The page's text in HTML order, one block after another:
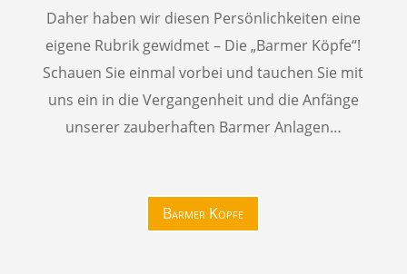
Daher haben wir diesen Persönlichkeiten eine
eigene Rubrik gewidmet – Die „Barmer Köpfe“!
Schauen Sie einmal vorbei und tauchen Sie mit
uns ein in die Vergangenheit und die Anfänge
unserer zauberhaften Barmer Anlagen…
Barmer Köpfe